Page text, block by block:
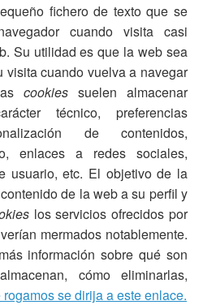
fichero de texto que se
cuando visita casi
Su utilidad es que la web sea
visita cuando vuelva a navegar
cookies suelen almacenar
técnico, preferencias
de contenidos,
enlaces a redes sociales,
usuario, etc. El objetivo de la
de la web a su perfil y
los servicios ofrecidos por
mermados notablemente.
información sobre qué son
cómo eliminarlas,
rogamos se dirija a este enlace.